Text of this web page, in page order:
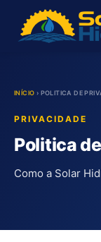
INÍCIO › POLITICA DE
PRIVACIDADE
Politica
Como a Solar